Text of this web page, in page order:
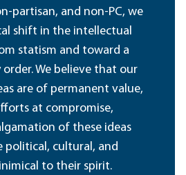
partisan, and non-PC, we
shift in the intellectual
statism and toward a
We believe that our
are of permanent value,
at compromise,
of these ideas
political, cultural, and
to their spirit.